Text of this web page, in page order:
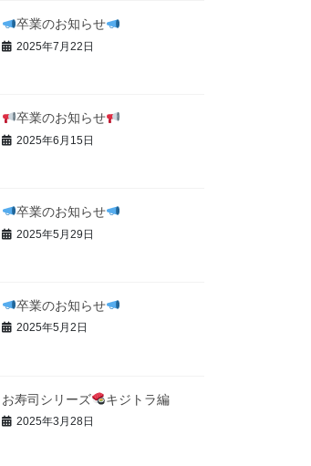
卒業のお知らせ
2025年7月22日
卒業のお知らせ
2025年6月15日
卒業のお知らせ
2025年5月29日
卒業のお知らせ
2025年5月2日
お寿司シリーズ キジトラ編
2025年3月28日